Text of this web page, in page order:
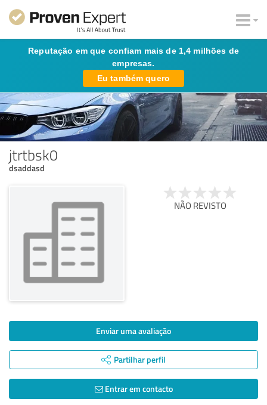
Reputação em que confiam mais de 1,4 milhões de
empresas.
Eu também quero
jtrtbsk0
dsaddasd
NÃO REVISTO
Enviar uma avaliação
Partilhar perfil
Entrar em contacto